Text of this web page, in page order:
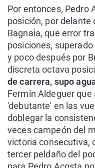
Por entonces, Pedro
posición, por delante
Bagnaia, que error
posiciones,
y poco después por
discreta octava
de carrera, supo
Fermín Aldeguer
'debutante' en las
doblegar la
veces campeón del
victoria consecutiva,
tercer peldaño del